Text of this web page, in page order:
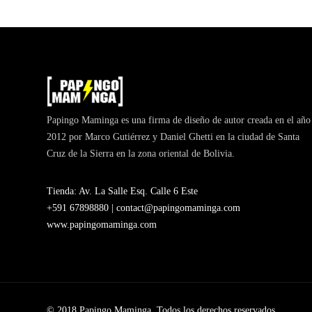
Papingo Maminga es una firma de diseño de autor creada en el año
2012 por Marco Gutiérrez y Daniel Ghetti en la ciudad de Santa
Cruz de la Sierra en la zona oriental de Bolivia.
Tienda: Av. La Salle Esq. Calle 6 Este
+591 67898880 | contact@papingomaminga.com
www.papingomaminga.com